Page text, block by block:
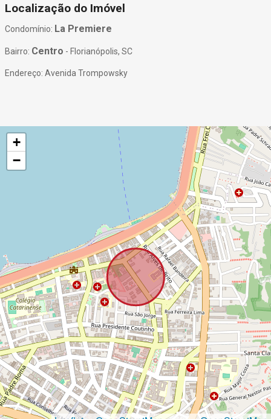
Localização do Imóvel
Condomínio: La Premiere
Bairro: Centro - Florianópolis, SC
Endereço: Avenida Trompowsky
+
−